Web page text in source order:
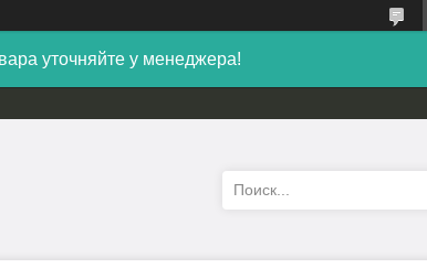
уточняйте у менеджера!